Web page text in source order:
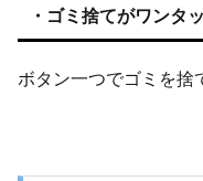
・ゴミ捨てがワンタ
ボタン一つでゴミを捨